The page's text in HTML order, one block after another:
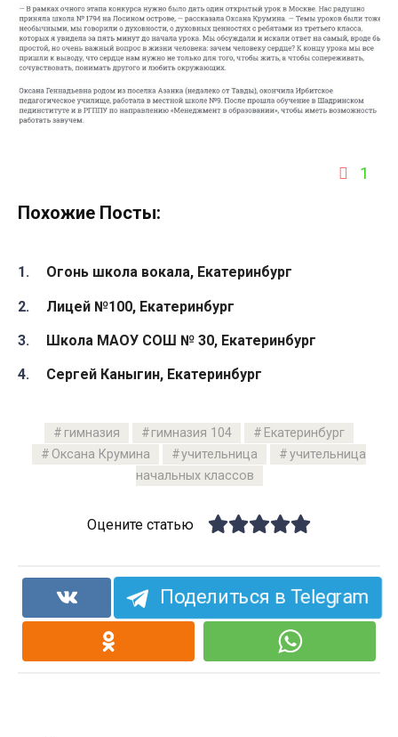
1
Похожие Посты:
Огонь школа вокала, Екатеринбург
Лицей №100, Екатеринбург
Школа МАОУ СОШ № 30, Екатеринбург
Сергей Каныгин, Екатеринбург
гимназия гимназия 104
Екатеринбург
Оксана Крумина
учительница
учительница
начальных классов
Оцените статью
Поделиться в Telegram